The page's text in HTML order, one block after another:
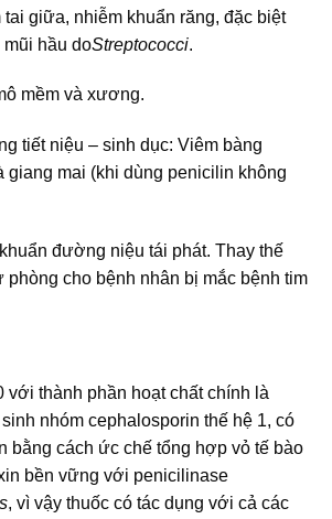
giữa, nhiễm khuẩn răng, đặc biệt
hầu doStreptococci.
mềm và xương.
tiết niệu – sinh dục: Viêm bàng
giang mai (khi dùng penicilin không
đường niệu tái phát. Thay thế
phòng cho bệnh nhân bị mắc bệnh tim
với thành phần hoạt chất chính là
nhóm cephalosporin thế hệ 1, có
bằng cách ức chế tổng hợp vỏ tế bào
bền vững với penicilinase
, vì vậy thuốc có tác dụng với cả các